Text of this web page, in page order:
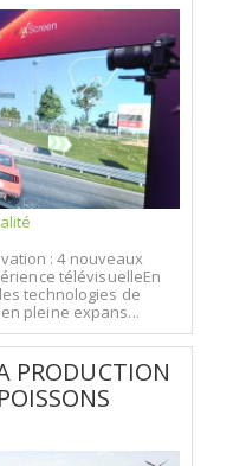
: 4 nouveaux
télévisuelleEn
technologies de
pleine expans...
PRODUCTION